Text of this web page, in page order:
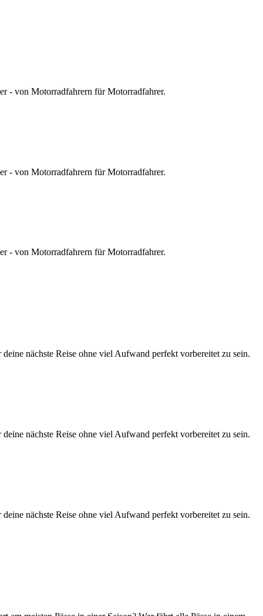
- von Motorradfahrern für Motorradfahrer.
- von Motorradfahrern für Motorradfahrer.
- von Motorradfahrern für Motorradfahrer.
nächste Reise ohne viel Aufwand perfekt vorbereitet zu sein.
nächste Reise ohne viel Aufwand perfekt vorbereitet zu sein.
nächste Reise ohne viel Aufwand perfekt vorbereitet zu sein.